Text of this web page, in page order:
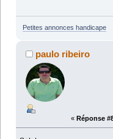
Petites annonces handicape
paulo ribeiro
« Réponse